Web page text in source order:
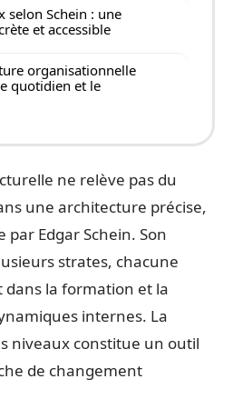
selon Schein : une
et accessible
organisationnelle
quotidien et le
ne relève pas du
une architecture précise,
Edgar Schein. Son
strates, chacune
la formation et la
internes. La
niveaux constitue un outil
de changement